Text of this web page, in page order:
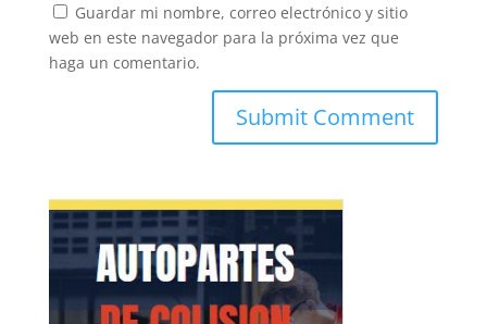
Guardar mi nombre, correo electrónico y sitio
web en este navegador para la próxima vez que
haga un comentario.